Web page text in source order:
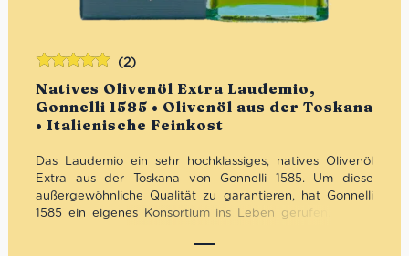
Natives Olivenöl Extra Laudemio,
Gonnelli 1585 • Olivenöl aus der Toskana
• Italienische Feinkost
(2)
Das Laudemio ein sehr hochklassiges, natives Olivenöl
Extra aus der Toskana von Gonnelli 1585. Um diese
außergewöhnliche Qualität zu garantieren, hat Gonnelli
1585 ein eigenes Konsortium ins Leben gerufen. Dieser
Frische, Verarbeitung und Geschmack. Das Ergebnis ist
mit5.00von
5